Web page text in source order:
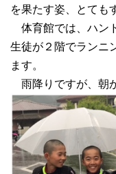
を果たす姿、とても
体育館では、ハン
生徒が２階でランニ
ます。
雨降りですが、朝